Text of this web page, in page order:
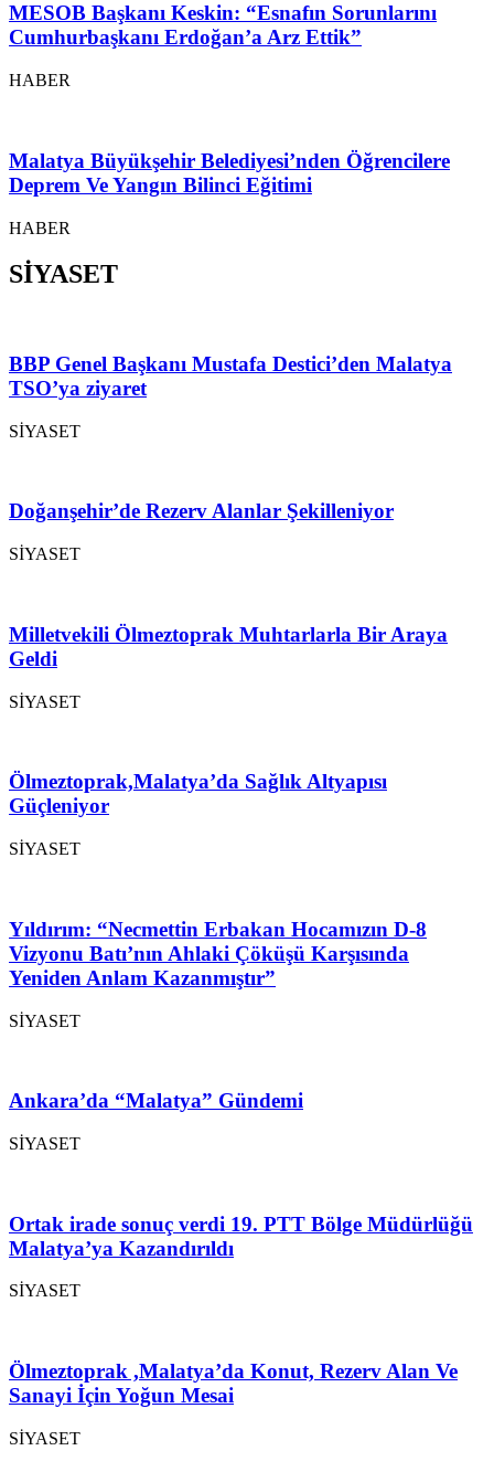
MESOB Başkanı Keskin: “Esnafın Sorunlarını
Cumhurbaşkanı Erdoğan’a Arz Ettik”
HABER
Malatya Büyükşehir Belediyesi’nden Öğrencilere
Deprem Ve Yangın Bilinci Eğitimi
HABER
SİYASET
BBP Genel Başkanı Mustafa Destici’den Malatya
TSO’ya ziyaret
SİYASET
Doğanşehir’de Rezerv Alanlar Şekilleniyor
SİYASET
Milletvekili Ölmeztoprak Muhtarlarla Bir Araya
Geldi
SİYASET
Ölmeztoprak,Malatya’da Sağlık Altyapısı
Güçleniyor
SİYASET
Yıldırım: “Necmettin Erbakan Hocamızın D-8
Vizyonu Batı’nın Ahlaki Çöküşü Karşısında
Yeniden Anlam Kazanmıştır”
SİYASET
Ankara’da “Malatya” Gündemi
SİYASET
Ortak irade sonuç verdi 19. PTT Bölge Müdürlüğü
Malatya’ya Kazandırıldı
SİYASET
Ölmeztoprak ,Malatya’da Konut, Rezerv Alan Ve
Sanayi İçin Yoğun Mesai
SİYASET